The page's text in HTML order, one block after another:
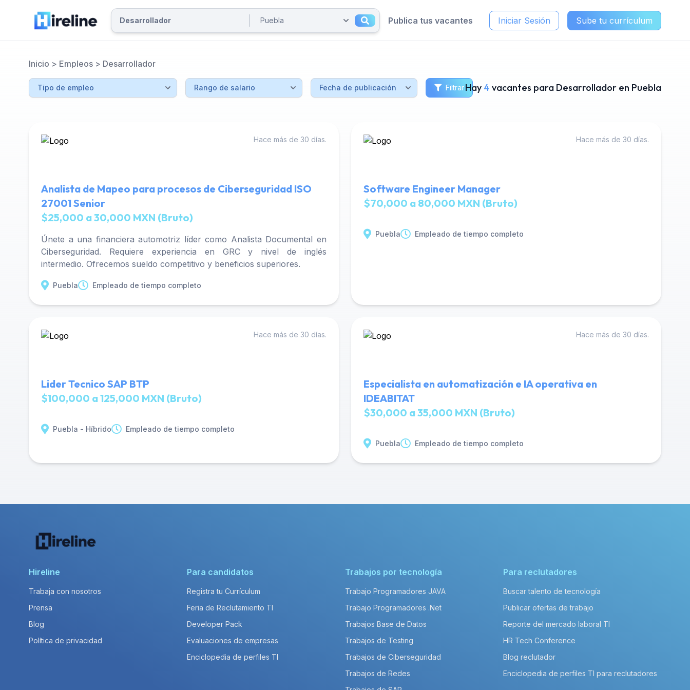
Publica tus vacantes Iniciar Sesión Sube tu currículum
Inicio > Empleos > Desarrollador
FiltrarHay 4 vacantes para Desarrollador en Puebla
Hace más de 30 días.
Analista de Mapeo para procesos de Ciberseguridad ISO
27001 Senior
$25,000 a 30,000 MXN (Bruto)
Únete a una financiera automotriz líder como Analista Documental en
Ciberseguridad. Requiere experiencia en GRC y nivel de inglés
intermedio. Ofrecemos sueldo competitivo y beneficios superiores.
Puebla Empleado de tiempo completo
Hace más de 30 días.
Software Engineer Manager
$70,000 a 80,000 MXN (Bruto)
Puebla Empleado de tiempo completo
Hace más de 30 días.
Lider Tecnico SAP BTP
$100,000 a 125,000 MXN (Bruto)
Puebla - Híbrido Empleado de tiempo completo
Hace más de 30 días.
Especialista en automatización e IA operativa en
IDEABITAT
$30,000 a 35,000 MXN (Bruto)
Puebla Empleado de tiempo completo
Hireline
Trabaja con nosotros
Prensa
Blog
Política de privacidad
Para candidatos
Registra tu Currículum
Feria de Reclutamiento TI
Developer Pack
Evaluaciones de empresas
Enciclopedia de perfiles TI
Trabajos por tecnología
Trabajo Programadores JAVA
Trabajo Programadores .Net
Trabajos Base de Datos
Trabajos de Testing
Trabajos de Ciberseguridad
Trabajos de Redes
Para reclutadores
Buscar talento de tecnología
Publicar ofertas de trabajo
Reporte del mercado laboral TI
HR Tech Conference
Blog reclutador
Enciclopedia de perfiles TI para reclutadores